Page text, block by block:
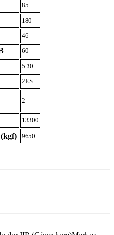
85
180
46
60
5.30
2RS
2
13300
(kgf) 9650